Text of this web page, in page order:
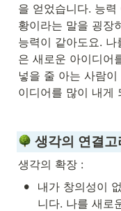
을 얻었습니다. 능
황이라는 말을 굉장
능력이 같아도요.
은 새로운 아이디어
넣을 줄 아는 사람
이디어를 많이 내게
생각의 연결고
생각의 확장 :
•
내가 창의성이
니다. 나를 새로